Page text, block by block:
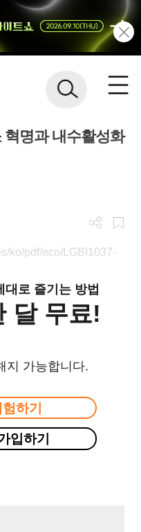
혁명과 내수활성화
ko/pdf/eco/LGBI1037-
로 즐기는 방법
달 무료!
지 가능합니다.
하기
입하기